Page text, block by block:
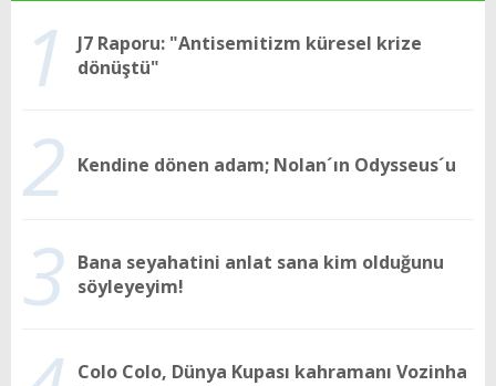
1
J7 Raporu: "Antisemitizm küresel krize
dönüştü"
2 Kendine dönen adam; Nolan´ın Odysseus´u
3 Bana seyahatini anlat sana kim olduğunu
söyleyeyim!
Colo Colo, Dünya Kupası kahramanı Vozinha